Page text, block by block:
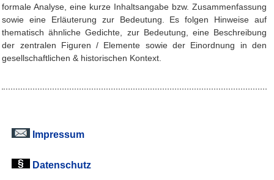
formale Analyse, eine kurze Inhaltsangabe bzw. Zusammenfassung
sowie eine Erläuterung zur Bedeutung. Es folgen Hinweise auf
thematisch ähnliche Gedichte, zur Bedeutung, eine Beschreibung
der zentralen Figuren / Elemente sowie der Einordnung in den
gesellschaftlichen & historischen Kontext.
Impressum
Datenschutz